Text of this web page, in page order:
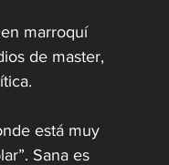
marroquí
de master,
está muy
Sana es